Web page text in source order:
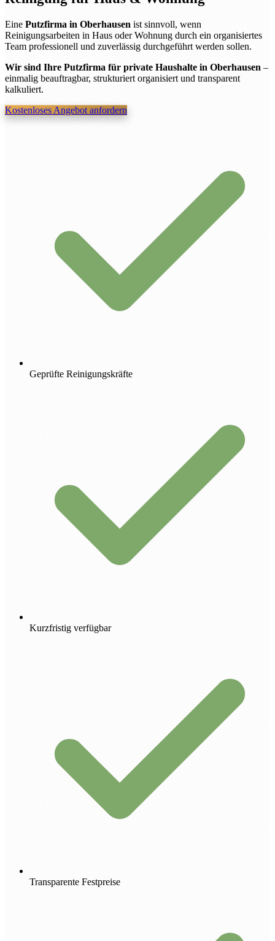
Eine Putzfirma in Oberhausen ist sinnvoll, wenn
Reinigungsarbeiten in Haus oder Wohnung durch ein organisiertes
Team professionell und zuverlässig durchgeführt werden sollen.
Wir sind Ihre Putzfirma für private Haushalte in Oberhausen –
einmalig beauftragbar, strukturiert organisiert und transparent
kalkuliert.
Kostenloses Angebot anfordern
Geprüfte Reinigungskräfte
Kurzfristig verfügbar
Transparente Festpreise